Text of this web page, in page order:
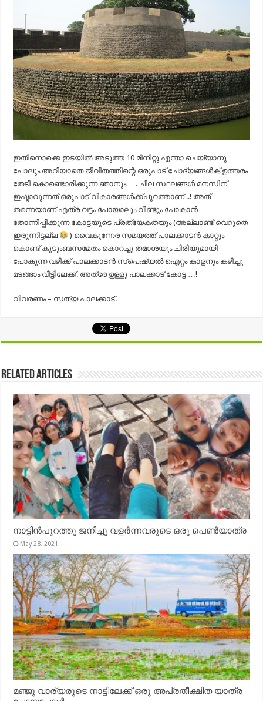
ഇതിനൊക്കെ ഇടയിൽ അടുത്ത 10 മിനിറ്റു എന്താ ചെയ്യാനു
പോലും അറിയാതെ ജീവിതത്തിന്റെ ഒരുപാട് ചോദ്യങ്ങൾക് ഉത്തരം
തേടി കൊണ്ടൊരിക്കുന്ന ഞാനും …. ചില സ്ഥലങ്ങൾ മനസിന്‌
ഇഷ്ടാവുന്നത് ഒരുപാട് വികാരങ്ങൾക്ക്പുറത്താണ് ..! അത്
തന്നെയാണ് എത്ര വട്ടം പോയാലും വീണ്ടും പോകാൻ
തോന്നിപ്പിക്കുന്ന കോട്ടയുടെ പ്രത്യേകതയും (അല്ലാണ്ട് വെറുതെ
ഇരുന്നിട്ടല്ല
) വൈകുന്നേര സമയത്ത് പാലക്കാടൻ കാറ്റും
കൊണ്ട് കുടുംബസമേതം കൊറച്ചു തമാശയും ചിരിയുമായി
പോകുന്ന വഴിക്ക് പാലക്കാടൻ സ്പെഷ്യൽ ഐറ്റം കാളനും കഴിച്ചു
മടങ്ങാം വീട്ടിലേക്ക്. അത്രേ ഉള്ളു പാലക്കാട് കോട്ട …!
വിവരണം – സത്യ പാലക്കാട്‌.
Related Articles
നാട്ടിൻപുറത്തു ജനിച്ചു വളർന്നവരുടെ ഒരു പെൺയാത്ര
May 28, 2021
മഞ്ജു വാര്യരുടെ നാട്ടിലേക്ക് ഒരു അപ്രതീക്ഷിത യാത്ര